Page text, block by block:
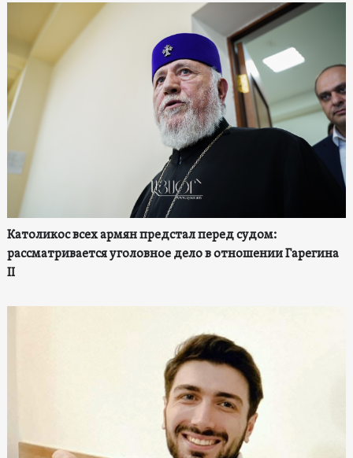
Католикос всех армян предстал перед судом:
рассматривается уголовное дело в отношении Гарегина
II